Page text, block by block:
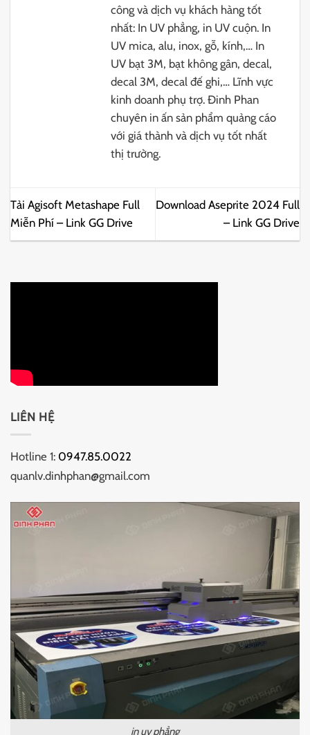
công và dịch vụ khách hàng tốt
nhất: In UV phẳng, in UV cuộn. In
UV mica, alu, inox, gỗ, kính,… In
UV bạt 3M, bạt không gân, decal,
decal 3M, decal đế ghi,… Lĩnh vực
kinh doanh phụ trợ. Đinh Phan
chuyên in ấn sản phẩm quảng cáo
với giá thành và dịch vụ tốt nhất
thị trường.
Tải Agisoft Metashape Full
Miễn Phí – Link GG Drive
Download Aseprite 2024 Full
– Link GG Drive
LIÊN HỆ
Hotline 1: 0947.85.0022
quanlv.dinhphan@gmail.com
in uv phẳng